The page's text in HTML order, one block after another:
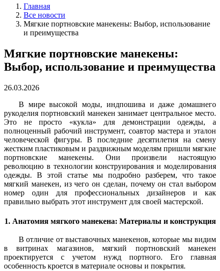
Главная
Все новости
Мягкие портновские манекены: Выбор, использование
и преимущества
Мягкие портновские манекены:
Выбор, использование и преимущества
26.03.2026
В мире высокой моды, индпошива и даже домашнего
рукоделия портновский манекен занимает центральное место.
Это не просто «кукла» для демонстрации одежды, а
полноценный рабочий инструмент, соавтор мастера и эталон
человеческой фигуры. В последние десятилетия на смену
жестким пластиковым и раздвижным моделям пришли мягкие
портновские манекены. Они произвели настоящую
революцию в технологии конструирования и моделирования
одежды. В этой статье мы подробно разберем, что такое
мягкий манекен, из чего он сделан, почему он стал выбором
номер один для профессиональных дизайнеров и как
правильно выбрать этот инструмент для своей мастерской.
1. Анатомия мягкого манекена: Материалы и конструкция
В отличие от выставочных манекенов, которые мы видим
в витринах магазинов, мягкий портновский манекен
проектируется с учетом нужд портного. Его главная
особенность кроется в материале основы и покрытия.